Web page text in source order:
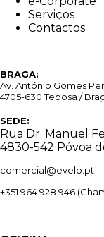
Serviços
Contactos
BRAGA:
Av. António Gomes
4705-630 Tebosa /
SEDE:
Rua Dr. Manuel
4830-542 Póvoa
comercial@evelo.pt
+351 964 928 946